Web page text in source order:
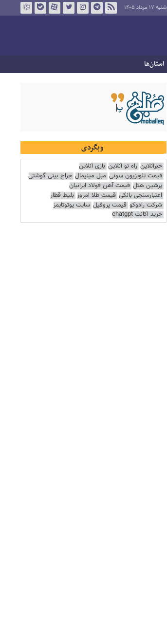
شنبه ۱۷ مرداد ۱۴۰۵
استان‌ها
وبگردی
خبرآنلاین راه نو آنلاین بازی آنلاین
قیمت تلویزیون سونی مبل مینیمال جراح بینی گوشتی
پرشین هتل قیمت آهن فولاد ایرانیان
اعتبارسنجی بانکی قیمت طلا امروز بلیط قطار
شرکت رادوکو قیمت پروفیل سایت یوتوتایمز
خرید اکانت chatgpt